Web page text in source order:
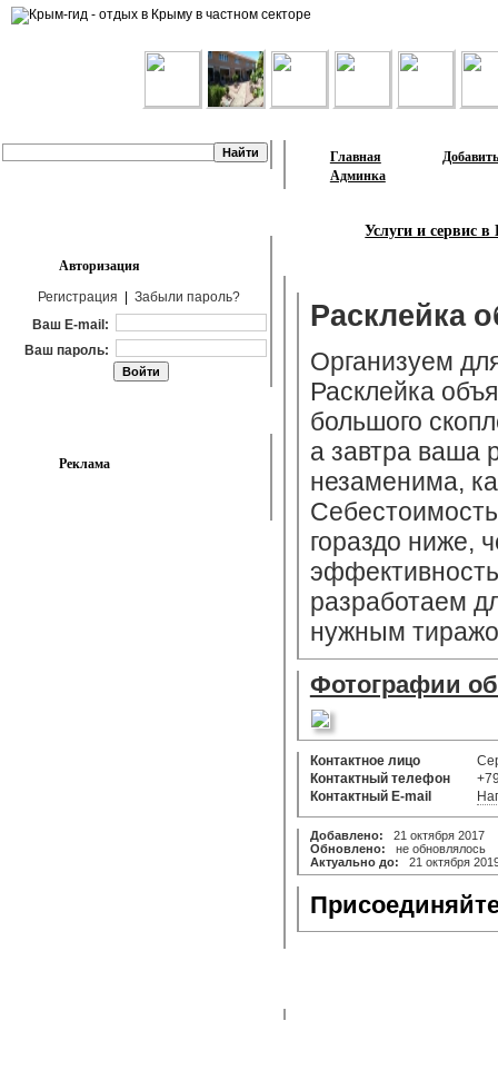
Главная
Админка
Услуги и сервис
Расклейка
Организуем
Расклейка
большого
а завтра ваша
незаменима,
гораздо ниже,
разработаем
нужным
Фотографии
Контактное лицо
Контактный телефон
Контактный E-mail
Добавлено: 21 октября 2017
Обновлено: не обновлялось
Актуально до: 21 октября
Авторизация
Регистрация
Забыли пароль?
Ваш E-mail:
Ваш пароль:
Реклама